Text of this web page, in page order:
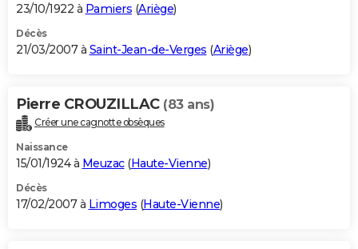
23/10/1922 à Pamiers (Ariège)
Décès
21/03/2007 à Saint-Jean-de-Verges (Ariège)
Pierre CROUZILLAC (83 ans)
Créer une cagnotte obsèques
Naissance
15/01/1924 à Meuzac(Haute-Vienne)
Décès
17/02/2007 à Limoges (Haute-Vienne)